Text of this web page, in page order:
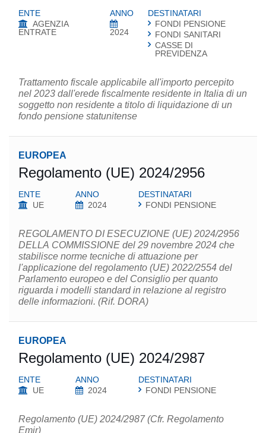
ENTE
AGENZIA
ENTRATE
ANNO
2024
DESTINATARI
FONDI PENSIONE
FONDI SANITARI
CASSE DI
PREVIDENZA
Trattamento fiscale applicabile all'importo percepito
nel 2023 dall'erede fiscalmente residente in Italia di un
soggetto non residente a titolo di liquidazione di un
fondo pensione statunitense
EUROPEA
Regolamento (UE) 2024/2956
ENTE
UE
ANNO
2024
DESTINATARI
FONDI PENSIONE
REGOLAMENTO DI ESECUZIONE (UE) 2024/2956
DELLA COMMISSIONE del 29 novembre 2024 che
stabilisce norme tecniche di attuazione per
l'applicazione del regolamento (UE) 2022/2554 del
Parlamento europeo e del Consiglio per quanto
riguarda i modelli standard in relazione al registro
delle informazioni. (Rif. DORA)
EUROPEA
Regolamento (UE) 2024/2987
ENTE
UE
ANNO
2024
DESTINATARI
FONDI PENSIONE
Regolamento (UE) 2024/2987 (Cfr. Regolamento
Emir)